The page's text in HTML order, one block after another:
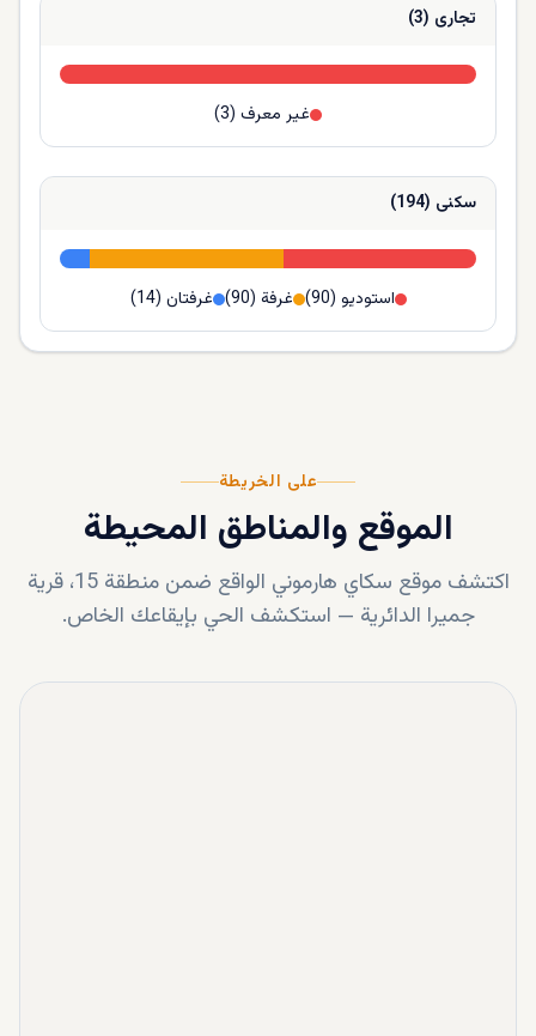
تجارى (
3
)
غير معرف (
3
)
سكنى (
194
)
استوديو (
90
) غرفة (
90
) غرفتان (
14
)
على الخريطة
الموقع والمناطق المحيطة
اكتشف موقع سكاي هارموني الواقع ضمن
منطقة 15، قرية
جميرا الدائرية — استكشف الحي بإيقاعك الخاص.